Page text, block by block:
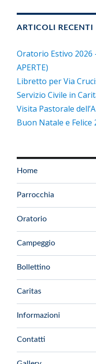
ARTICOLI RECENTI
Oratorio Estivo 2026
APERTE)
Libretto per Via
Servizio Civile in
Visita Pastorale
Buon Natale e Felice
Home
Parrocchia
Oratorio
Campeggio
Bollettino
Caritas
Informazioni
Contatti